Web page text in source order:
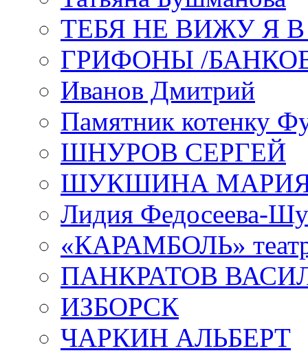
ТЕБЯ НЕ ВИЖУ Я
ГРИФОНЫ /
Иванов Дмитрий
Памятник котенку
ШНУРОВ СЕРГЕЙ
ШУКШИНА
Лидия Федосеева-
«КАРАМБОЛЬ»
ПАНКРАТОВ
ИЗБОРСК
ЧАРКИН АЛЬБЕРТ